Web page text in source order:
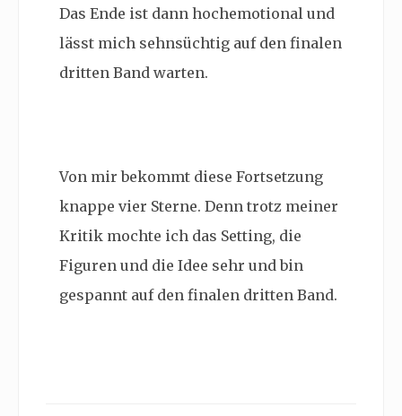
Das Ende ist dann hochemotional und
lässt mich sehnsüchtig auf den finalen
dritten Band warten.
Von mir bekommt diese Fortsetzung
knappe vier Sterne. Denn trotz meiner
Kritik mochte ich das Setting, die
Figuren und die Idee sehr und bin
gespannt auf den finalen dritten Band.